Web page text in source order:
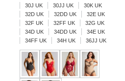
30J UK
30JJ UK
30K UK
32D UK
32DD UK
32E UK
32F UK
32FF UK
32G UK
34D UK
34DD UK
34E UK
34FF UK
34H UK 36JJ UK